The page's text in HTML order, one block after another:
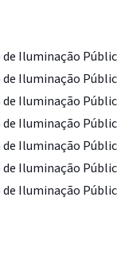
Iluminação
Iluminação
Iluminação
Iluminação
Iluminação
Iluminação
Iluminação